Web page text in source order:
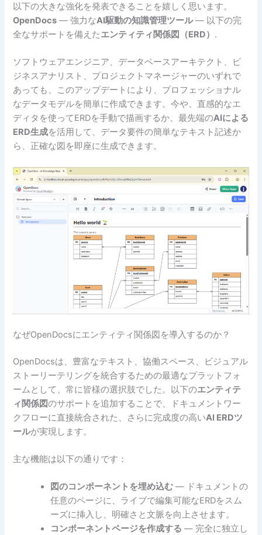
以下の大きな強化を発表できることを嬉しく思います。
OpenDocs — 強力なAI駆動の知識管理ツール— 以下の完
全なサポートを備えたエンティティ関係図（ERD） .
ソフトウェアエンジニア、データベースアーキテクト、ビ
ジネスアナリスト、プロジェクトマネージャーのいずれで
あっても、このアップデートにより、プロフェッショナル
なデータモデルを簡単に作成できます。今や、直感的なエ
ディタを使ってERDを手動で描画するか、最先端のAIによる
ERD生成を活用して、データ要件の簡単なテキスト記述か
ら、正確な図を即座に生成できます。
なぜOpenDocsにエンティティ関係図を導入するのか？
OpenDocsは、豊富なテキスト、協働スペース、ビジュアル
ストーリーテリングを統合するための最適なプラットフォ
ームとして、常に皆様の選択肢でした。以下のエンティテ
ィ関係図のサポートを追加することで、ドキュメントワー
クフローに直接統合された、さらに完成度の高いAI ERDツ
ールが実現します。
主な機能は以下の通りです：
図のコンポーネントを埋め込む — ドキュメントの
任意のページに、ライブで編集可能なERDをスム
ーズに挿入し、明確さと文脈を向上させます。
コンポーネントページを作成する — 完全に独立し